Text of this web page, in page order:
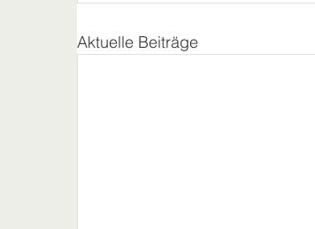
Aktuelle Beiträge